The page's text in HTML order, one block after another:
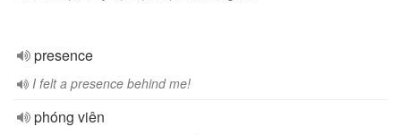
presence
I felt a presence behind me!
phóng viên